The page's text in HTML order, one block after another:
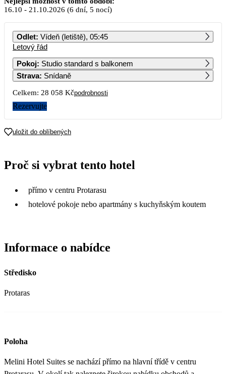
PO ÚT ST ČT PÁ SO NE
15 429
5 6
12
16 009
19
15 349
20
25 539
16.10 - 21.10.2026 (6 dní, 5 nocí)
Odlet: Vídeň (letiště), 05:45
Letový řád
Pokoj:
Studio standard s balkonem
Strava: Snídaně
Celkem: 28 058 Kčpodrobnosti
Rezervujte
uložit do oblíbených
Proč si vybrat tento hotel
přímo v centru Protarasu
hotelové pokoje nebo apartmány s kuchyňským koutem
Informace o nabídce
Středisko
Protaras
Poloha
Melini Hotel Suites se nachází přímo na hlavní třídě v centru